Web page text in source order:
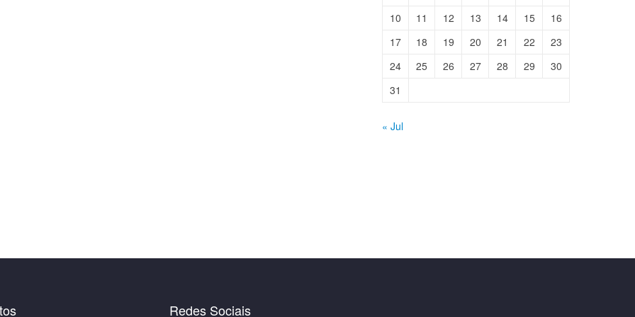
10
11 12 13 14 15
16
17
18 19 20 21 22
23
24
25 26 27 28 29
30
31
« Jul
Redes Sociais